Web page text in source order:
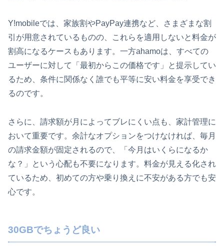
Y!mobileでは、家族割やPayPay連携など、さまざまな割
引が用意されているものの、これらを適用しないと料金が
割高になるケースもあります。一方ahamoは、すべての
ユーザーに対して「最初からこの価格です」と提示してい
るため、条件に関係なく誰でも平等に安い料金を享受でき
るのです。
さらに、請求額が月によってブレにくい点も、家計管理に
おいて重要です。余計なオプションをつけなければ、毎月
の請求金額が固定されるので、「今月はいくらになるか
な？」という心配も不要になります。料金が見える化され
ているため、初めての方や乗り換えに不安がある方でも安
心です。
30GBでちょうど良い